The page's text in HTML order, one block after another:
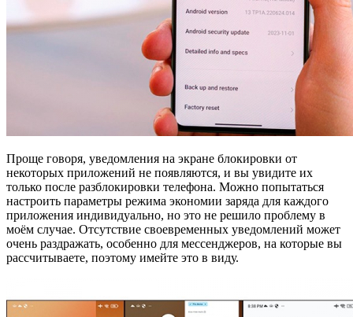
Проще говоря, уведомления на экране блокировки от
некоторых приложений не появляются, и вы увидите их
только после разблокировки телефона. Можно попытаться
настроить параметры режима экономии заряда для каждого
приложения индивидуально, но это не решило проблему в
моём случае. Отсутствие своевременных уведомлений может
очень раздражать, особенно для мессенджеров, на которые вы
рассчитываете, поэтому имейте это в виду.